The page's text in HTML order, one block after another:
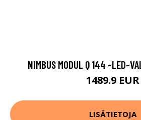
NIMBUS MODUL Q 144 -LED-
1489.9 EUR
LISÄTIETOJA